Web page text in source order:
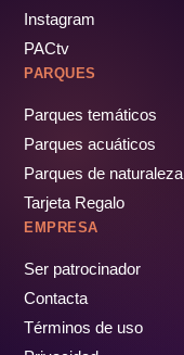
Instagram
PACtv
PARQUES
Parques temáticos
Parques acuáticos
Parques de naturaleza
Tarjeta Regalo
EMPRESA
Ser patrocinador
Contacta
Términos de uso